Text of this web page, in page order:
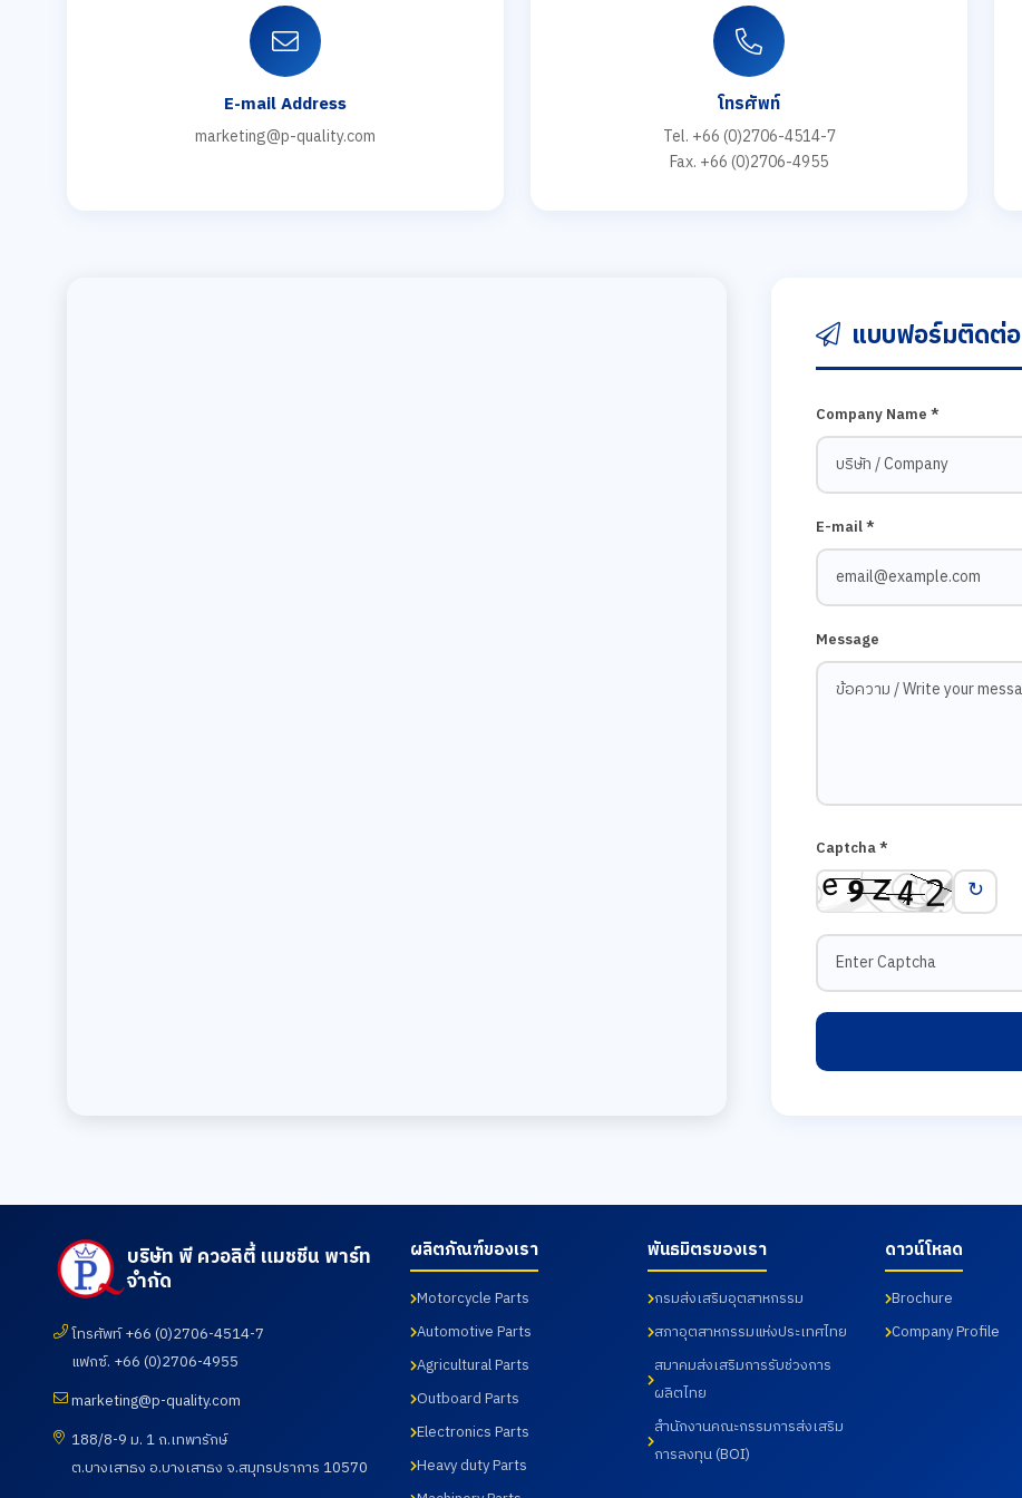
E-mail Address
marketing@p-quality.com
โทรศัพท์
Tel. +66 (0)2706-4514-7
Fax. +66 (0)2706-4955
แบบฟอร์มติดต่อ
Company Name *
E-mail *
Message
Captcha *
↻
บริษัท พี ควอลิตี้ แมชชีน พาร์ท
จำกัด
โทรศัพท์ +66 (0)2706-4514-7
แฟกซ์. +66 (0)2706-4955
marketing@p-quality.com
188/8-9 ม. 1 ถ.เทพารักษ์
ต.บางเสาธง อ.บางเสาธง จ.สมุทรปราการ 10570
ผลิตภัณฑ์ของเรา
Motorcycle Parts
Automotive Parts
Agricultural Parts
Outboard Parts
Electronics Parts
Heavy duty Parts
พันธมิตรของเรา
กรมส่งเสริมอุตสาหกรรม
สภาอุตสาหกรรมแห่งประเทศไทย
สมาคมส่งเสริมการรับช่วงการ
ผลิตไทย
สำนักงานคณะกรรมการส่งเสริม
การลงทุน (BOI)
ดาวน์โหลด
Brochure
Company Profile